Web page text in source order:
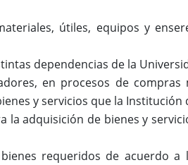
útiles, equipos y
dependencias de la
en procesos de compras
y servicios que la Institución
adquisición de bienes y
requeridos de acuerdo a